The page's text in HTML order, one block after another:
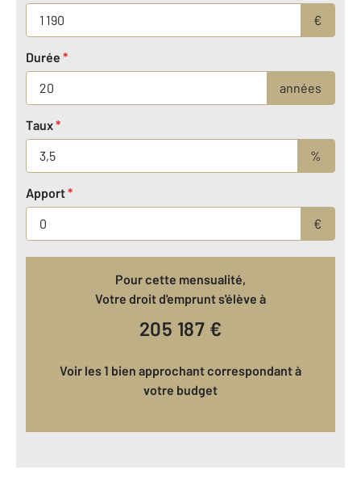
€
Durée *
années
Taux*
%
Apport*
€
Pour cette mensualité,
Votre droit d'emprunt s'élève à
205 187 €
Voir les 1 bien approchant correspondant à
votre budget